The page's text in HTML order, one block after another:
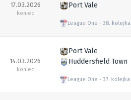
17.03.2026
koniec
Port Vale
League One 38. kolejka
14.03.2026
koniec
Port Vale
Huddersfield Town
League One 37. kolejka